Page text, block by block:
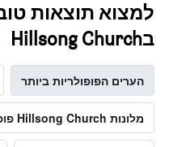
למצוא תוצאות
בHillsong Church
הערים הפופולריות ביותר
מלונות Hillsong Church פופולריים